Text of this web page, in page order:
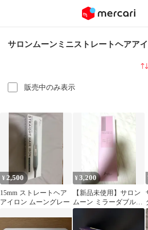
サロンムーンミニストレートヘアア
販売中のみ表示
並
¥ 2,500
15mm ストレートヘア
アイロン ムーングレー
¥3,200
【新品未使用】サロン
ムーン ミラーダブルイ
オンストレートヘアア